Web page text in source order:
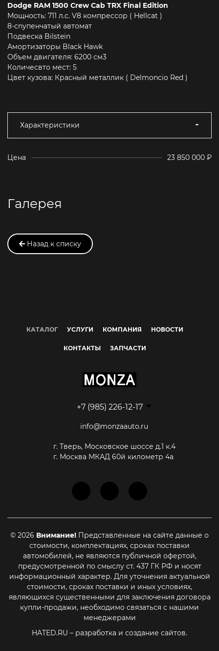
Dodge RAM 1500 Crew Cab TRX Final Edition
Мощность: 711 л.c. V8 компрессор ( Hellcat )
8-cnупенчатый автомат
Подвеска Bilstein
Амортизаторы Black Hawk
Объем двигателя: 6200 см3
Количесвто мест: 5
Цвет кузова: Красный металлик ( Delmoncio Red )
Характеристики
Цена 23 850 000 ₽
Галерея
Назад к списку
КАТАЛОГ УСЛУГИ КОМПАНИЯ НОВОСТИ
КОНТАКТЫ ЗАПЧАСТИ
+7 (985) 226-12-17
info@monzaauto.ru
г. Тверь, Московское шоссе д.1 к.4
г. Москва МКАД 60й километр 4а
© 2026 Внимание! Представленные на сайте данные о
стоимости, комплектациях, сроках поставки
автомобилей, не являются публичной офертой,
предусмотренной по смыслу ст. 437 ГК РФ и носят
информационный характер. Для уточнения актуальной
стоимости, сроках поставки и иных условиях,
являющихся существенными для заключения договора
купли-продажи, необходимо связаться с нашими
менеджерами
HATED.RU – разработка и создание сайтов.
Этот сайт использует cookie-файлы, чтобы помочь Вам в
навигации, а также для предоставления лучшего
пользовательского опыта и анализа использования наших